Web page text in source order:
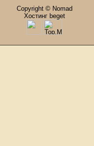
Copyright © Nomad
Хостинг beget